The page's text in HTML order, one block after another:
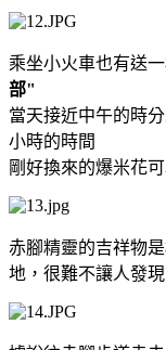
乘坐小火車也有送
部"
當天接近中午的時
小時的時間
剛好換來的爆米花
赤腳精靈的吉祥物
地，很難不讓人發